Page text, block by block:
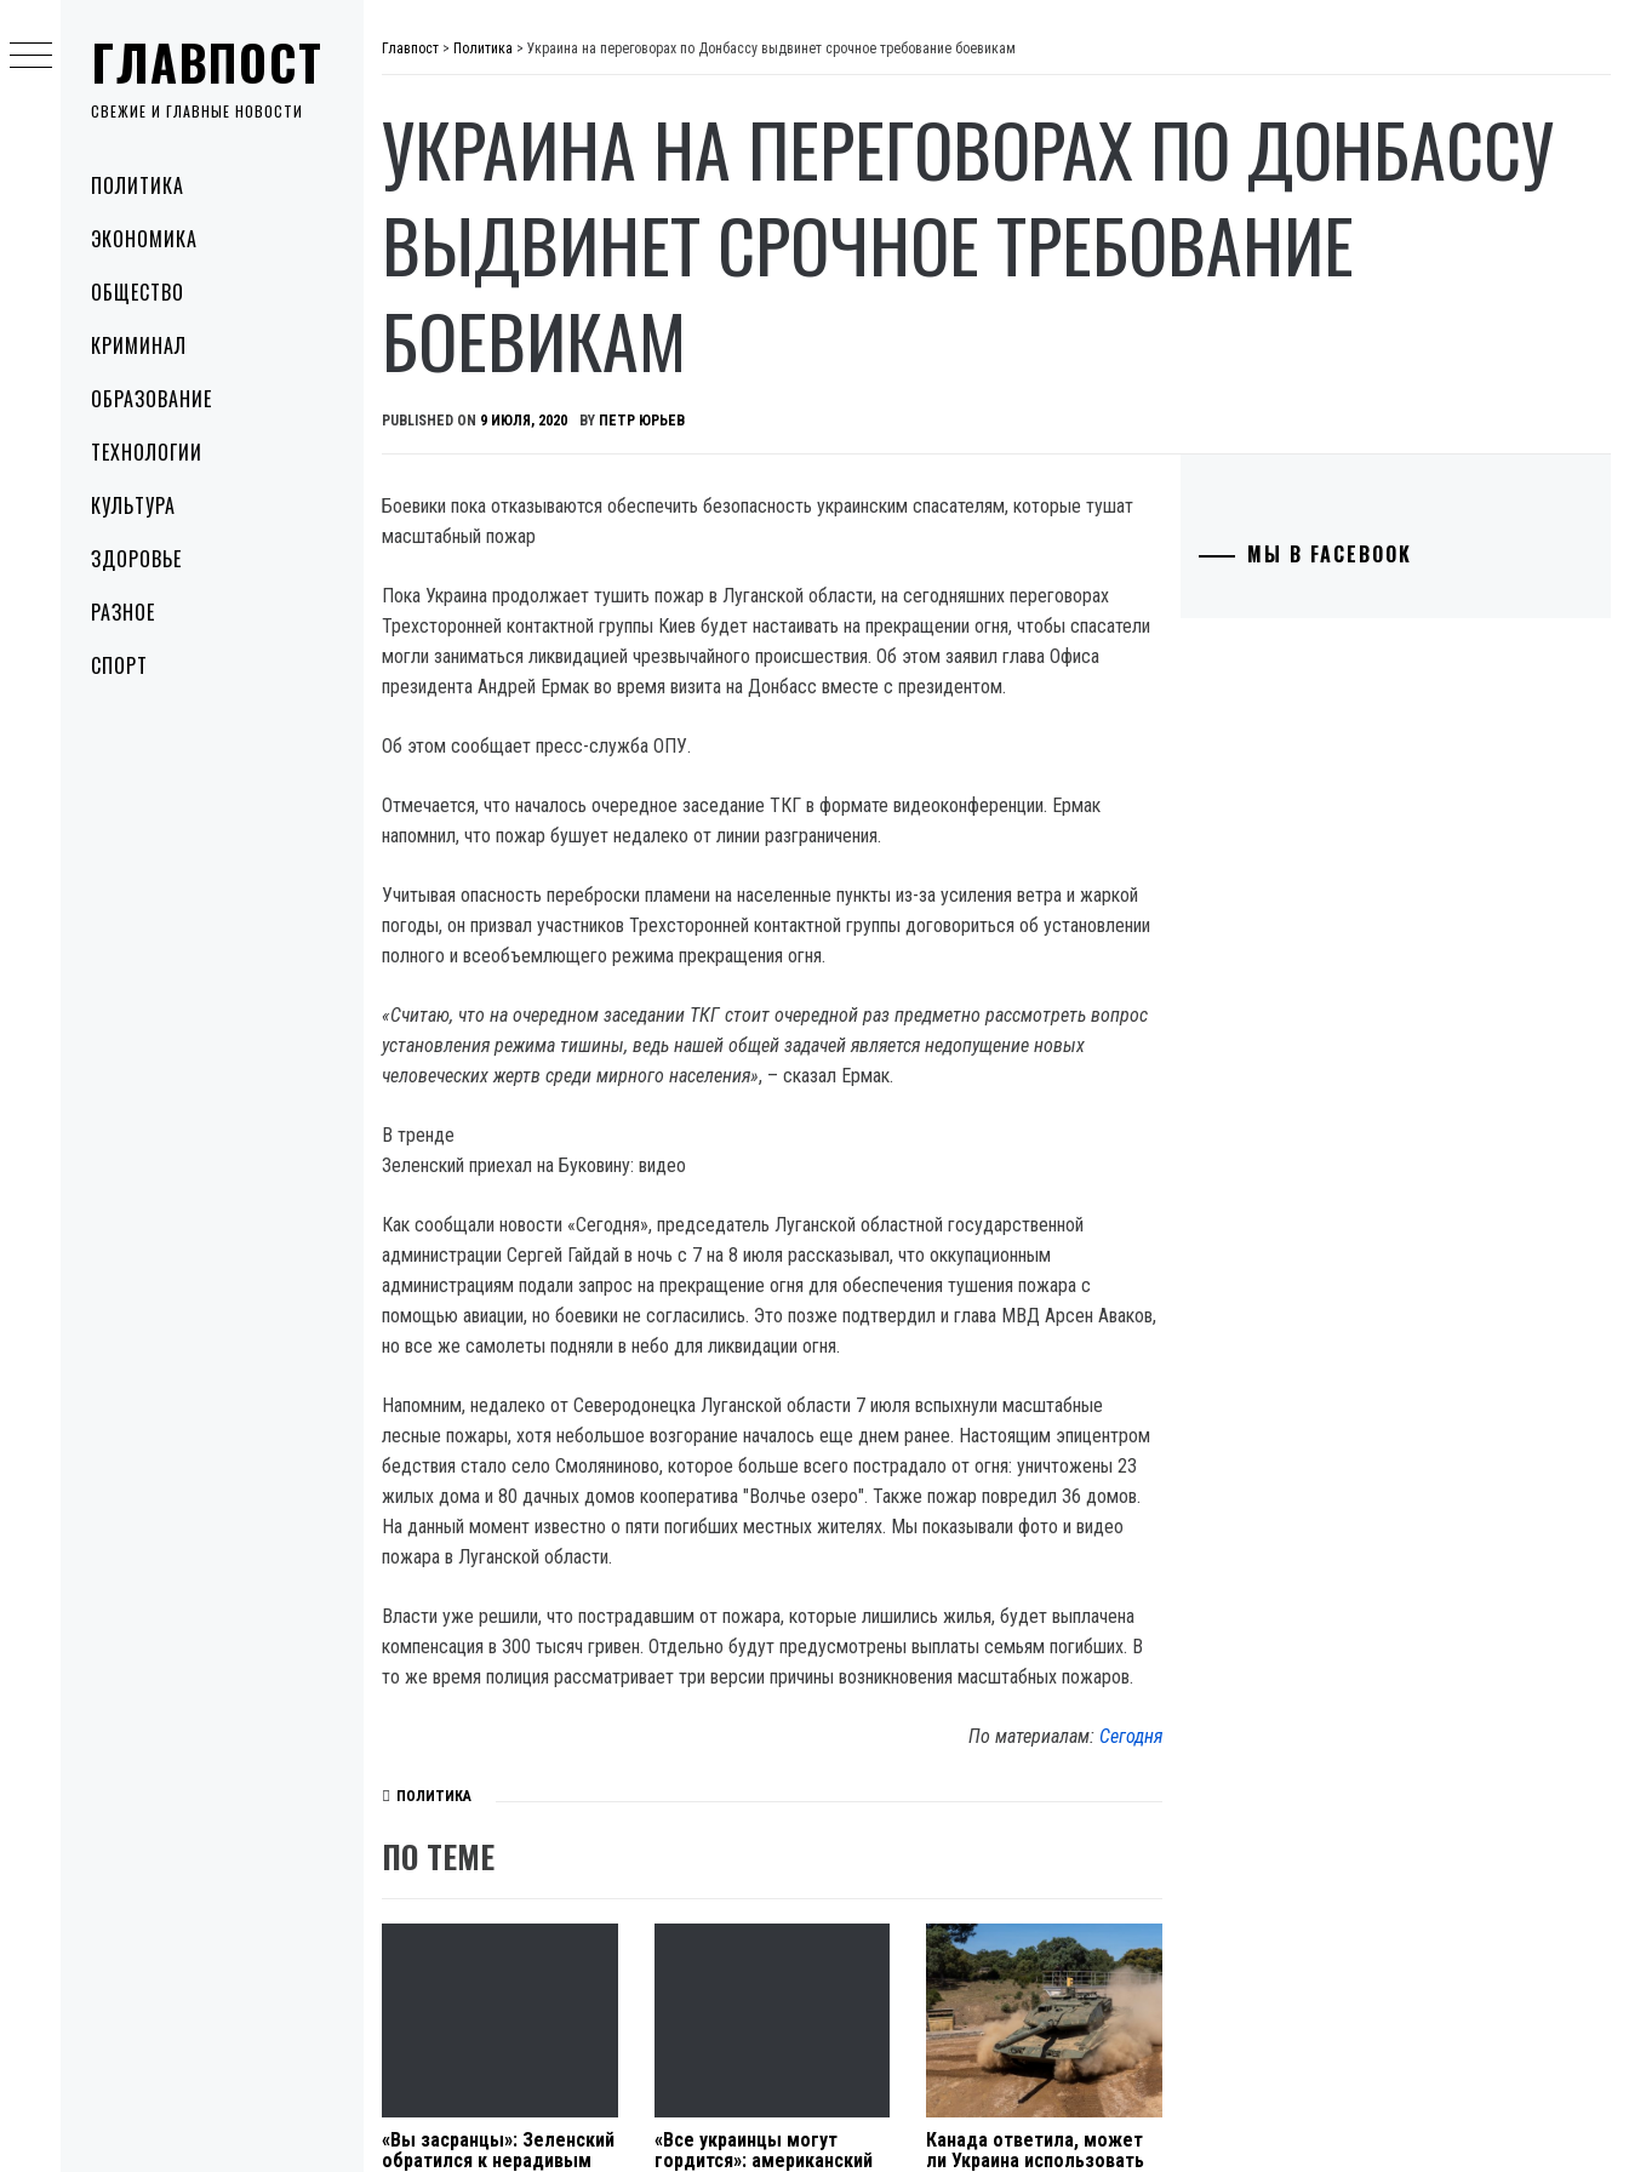
ГЛАВПОСТ
СВЕЖИЕ И ГЛАВНЫЕ НОВОСТИ
MenuПОЛИТИКА
ЭКОНОМИКА
ОБЩЕСТВО
КРИМИНАЛ
ОБРАЗОВАНИЕ
ТЕХНОЛОГИИ
КУЛЬТУРА
ЗДОРОВЬЕ
РАЗНОЕ
СПОРТ
to
content
Главпост > Политика > Украина на переговорах по Донбассу выдвинет срочное требование боевикам
УКРАИНА НА ПЕРЕГОВОРАХ ПО ДОНБАССУ
ВЫДВИНЕТ СРОЧНОЕ ТРЕБОВАНИЕ
БОЕВИКАМ
PUBLISHED ON 9 ИЮЛЯ, 2020 BY ПЕТР ЮРЬЕВ
Боевики пока отказываются обеспечить безопасность украинским спасателям, которые тушат
масштабный пожар
Пока Украина продолжает тушить пожар в Луганской области, на сегодняшних переговорах
Трехсторонней контактной группы Киев будет настаивать на прекращении огня, чтобы спасатели
могли заниматься ликвидацией чрезвычайного происшествия. Об этом заявил глава Офиса
президента Андрей Ермак во время визита на Донбасс вместе с президентом.
Об этом сообщает пресс-служба ОПУ.
Отмечается, что началось очередное заседание ТКГ в формате видеоконференции. Ермак
напомнил, что пожар бушует недалеко от линии разграничения.
Учитывая опасность переброски пламени на населенные пункты из-за усиления ветра и жаркой
погоды, он призвал участников Трехсторонней контактной группы договориться об установлении
полного и всеобъемлющего режима прекращения огня.
«Считаю, что на очередном заседании ТКГ стоит очередной раз предметно рассмотреть вопрос
установления режима тишины, ведь нашей общей задачей является недопущение новых
человеческих жертв среди мирного населения», – сказал Ермак.
В тренде
Зеленский приехал на Буковину: видео
Как сообщали новости «Сегодня», председатель Луганской областной государственной
администрации Сергей Гайдай в ночь с 7 на 8 июля рассказывал, что оккупационным
администрациям подали запрос на прекращение огня для обеспечения тушения пожара с
помощью авиации, но боевики не согласились. Это позже подтвердил и глава МВД Арсен Аваков,
но все же самолеты подняли в небо для ликвидации огня.
Напомним, недалеко от Северодонецка Луганской области 7 июля вспыхнули масштабные
лесные пожары, хотя небольшое возгорание началось еще днем ранее. Настоящим эпицентром
бедствия стало село Смоляниново, которое больше всего пострадало от огня: уничтожены 23
жилых дома и 80 дачных домов кооператива "Волчье озеро". Также пожар повредил 36 домов.
На данный момент известно о пяти погибших местных жителях. Мы показывали фото и видео
пожара в Луганской области.
Власти уже решили, что пострадавшим от пожара, которые лишились жилья, будет выплачена
компенсация в 300 тысяч гривен. Отдельно будут предусмотрены выплаты семьям погибших. В
то же время полиция рассматривает три версии причины возникновения масштабных пожаров.
По материалам: Сегодня
ПОЛИТИКА
ПО ТЕМЕ
«Вы засранцы»: Зеленский
обратился к нерадивым
«Все украинцы могут
гордится»: американский
Канада ответила, может
ли Украина использовать
МЫ В FACEBOOK